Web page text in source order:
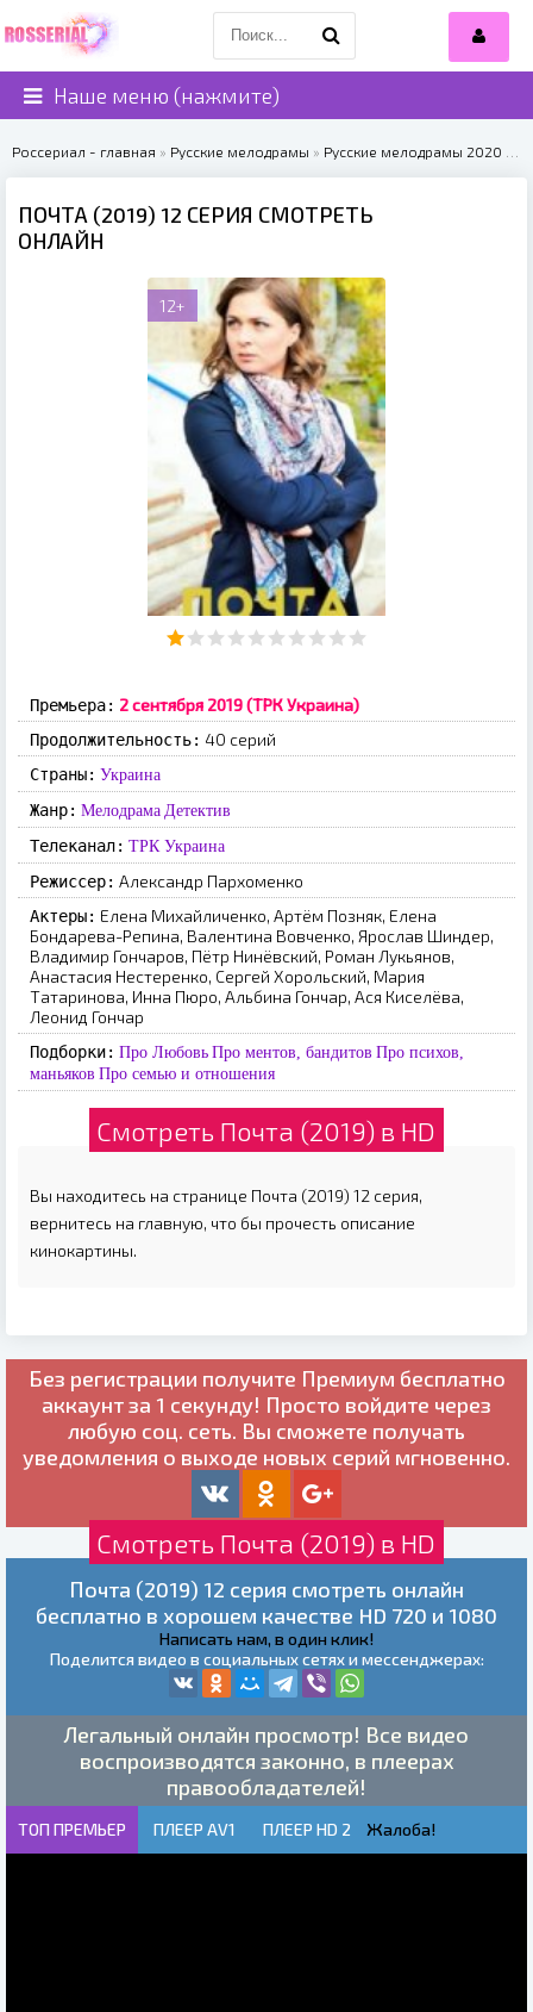
Наше меню (нажмите)
Россериал - главная » Русские мелодрамы » Русские мелодрамы 2020
ПОЧТА (2019) 12 СЕРИЯ СМОТРЕТЬ
ОНЛАЙН
12+
Премьера: 2 сентября 2019 (ТРК Украина)
Продолжительность: 40 серий
Страны: Украина
Жанр: Мелодрама Детектив
Телеканал: ТРК Украина
Режиссер: Александр Пархоменко
Актеры: Елена Михайличенко, Артём Позняк, Елена
Бондарева-Репина, Валентина Вовченко, Ярослав Шиндер,
Владимир Гончаров, Пётр Нинёвский, Роман Лукьянов,
Анастасия Нестеренко, Сергей Хорольский, Мария
Татаринова, Инна Пюро, Альбина Гончар, Ася Киселёва,
Леонид Гончар
Подборки: Про Любовь Про ментов, бандитов Про психов,
маньяков Про семью и отношения
Смотреть Почта (2019) в HD
Вы находитесь на странице Почта (2019) 12 серия,
вернитесь на главную, что бы прочесть описание
кинокартины.
Без регистрации получите Премиум бесплатно
аккаунт за 1 секунду! Просто войдите через
любую соц. сеть. Вы сможете получать
уведомления о выходе новых серий мгновенно.
Смотреть Почта (2019) в HD
Почта (2019) 12 серия смотреть онлайн
бесплатно в хорошем качестве HD 720 и 1080
Написать нам, в один клик!
Поделится видео в социальных сетях и мессенджерах:
Легальный онлайн просмотр! Все видео
воспроизводятся законно, в плеерах
правообладателей!
ТОП ПРЕМЬЕР ПЛЕЕР AV1 ПЛЕЕР HD 2 Жалоба!